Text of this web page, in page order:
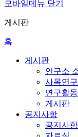
모바일메뉴 닫기
게시판
홈
게시판
연구소
사목연구
연구활동
게시판
공지사항
공지사항